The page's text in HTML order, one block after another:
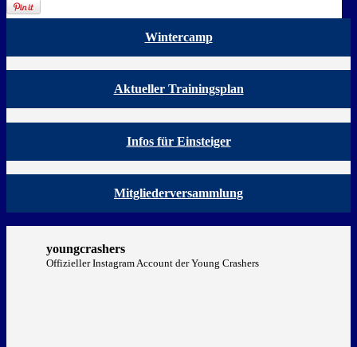
Wintercamp
Aktueller Trainingsplan
Infos für Einsteiger
Mitgliederversammlung
youngcrashers
Offizieller Instagram Account der Young Crashers